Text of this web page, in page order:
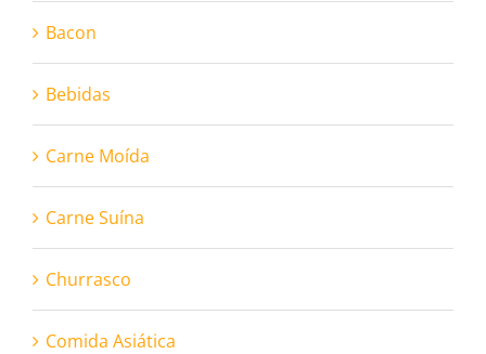
Bacon
Bebidas
Carne Moída
Carne Suína
Churrasco
Comida Asiática